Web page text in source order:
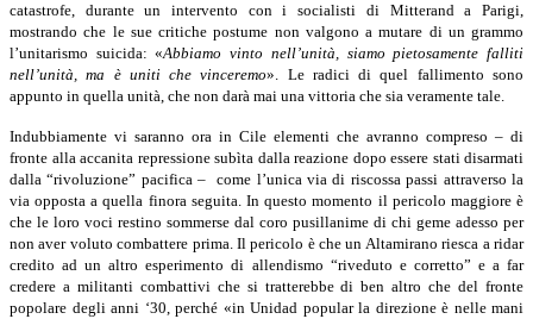
catastrofe, durante un intervento con i socialisti di Mitterand a Parigi,
mostrando che le sue critiche postume non valgono a mutare di un grammo
l’unitarismo suicida: «Abbiamo vinto nell’unità, siamo pietosamente falliti
nell’unità, ma è uniti che vinceremo». Le radici di quel fallimento sono
appunto in quella unità, che non darà mai una vittoria che sia veramente tale.
Indubbiamente vi saranno ora in Cile elementi che avranno compreso – di
fronte alla accanita repressione subìta dalla reazione dopo essere stati disarmati
dalla “rivoluzione” pacifica – come l’unica via di riscossa passi attraverso la
via opposta a quella finora seguita. In questo momento il pericolo maggiore è
che le loro voci restino sommerse dal coro pusillanime di chi geme adesso per
non aver voluto combattere prima. Il pericolo è che un Altamirano riesca a ridar
credito ad un altro esperimento di allendismo “riveduto e corretto” e a far
credere a militanti combattivi che si tratterebbe di ben altro che del fronte
popolare degli anni ‘30, perché «in Unidad popular la direzione è nelle mani